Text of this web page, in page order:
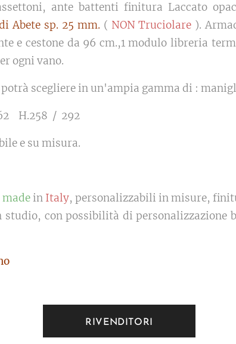
ante battenti finitura Laccato
Abete sp. 25 mm. ( NON Truciolare ).
e cestone da 96 cm.,1 modulo libreria
ogni vano.
scegliere in un'ampia gamma di :
H.258 / 292
e su misura.
madein Italy, personalizzabili in misure,
con possibilità di personalizzazione
RIVENDITORI